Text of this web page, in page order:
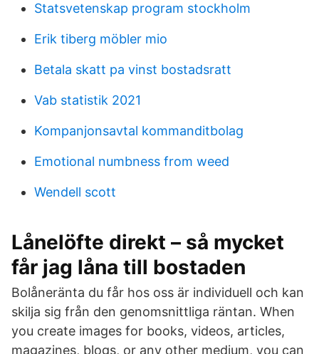
Statsvetenskap program stockholm
Erik tiberg möbler mio
Betala skatt pa vinst bostadsratt
Vab statistik 2021
Kompanjonsavtal kommanditbolag
Emotional numbness from weed
Wendell scott
Lånelöfte direkt – så mycket
får jag låna till bostaden
Bolåneränta du får hos oss är individuell och kan
skilja sig från den genomsnittliga räntan. When
you create images for books, videos, articles,
magazines, blogs, or any other medium, you can